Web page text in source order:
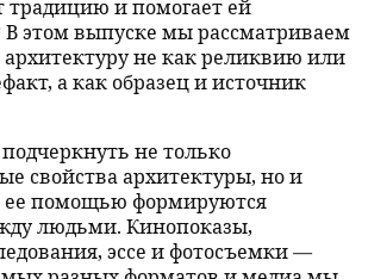
традицию и помогает ей
В этом выпуске мы рассматриваем
не как реликвию или
а как образец и источник
не только
свойства архитектуры, но и
ее помощью формируются
людьми. Кинопоказы,
эссе и фотосъемки —